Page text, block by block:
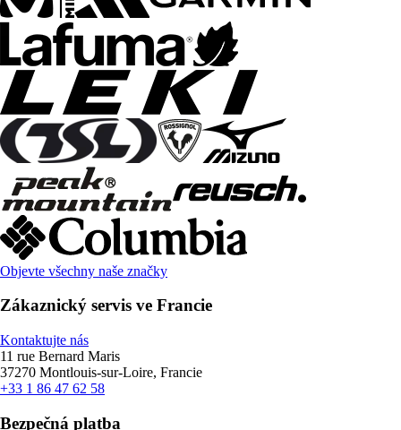
Objevte všechny naše značky
Zákaznický servis ve Francie
Kontaktujte nás
11 rue Bernard Maris
37270 Montlouis-sur-Loire, Francie
+33 1 86 47 62 58
Bezpečná platba